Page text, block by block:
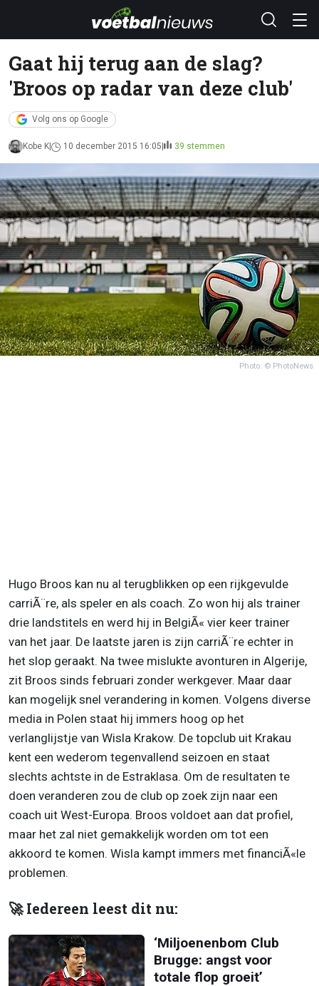
Gaat hij terug aan de slag?
'Broos op radar van deze club'
Volg ons op Google
Kobe K 10 december 2015 16:05 39 stemmen
Photo: © PhotoNews
Hugo Broos kan nu al terugblikken op een rijkgevulde
carriÃ¨re, als speler en als coach. Zo won hij als trainer
drie landstitels en werd hij in BelgiÃ« vier keer trainer
van het jaar. De laatste jaren is zijn carriÃ¨re echter in
het slop geraakt. Na twee mislukte avonturen in Algerije,
zit Broos sinds februari zonder werkgever. Maar daar
kan mogelijk snel verandering in komen. Volgens diverse
media in Polen staat hij immers hoog op het
verlanglijstje van Wisla Krakow. De topclub uit Krakau
kent een wederom tegenvallend seizoen en staat
slechts achtste in de Estraklasa. Om de resultaten te
doen veranderen zou de club op zoek zijn naar een
coach uit West-Europa. Broos voldoet aan dat profiel,
maar het zal niet gemakkelijk worden om tot een
akkoord te komen. Wisla kampt immers met financiÃ«le
problemen.
🚀 Iedereen leest dit nu:
‘Miljoenenbom Club
Brugge: angst voor
totale flop groeit’